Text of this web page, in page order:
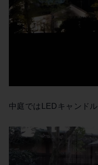
中庭ではLEDキャンド